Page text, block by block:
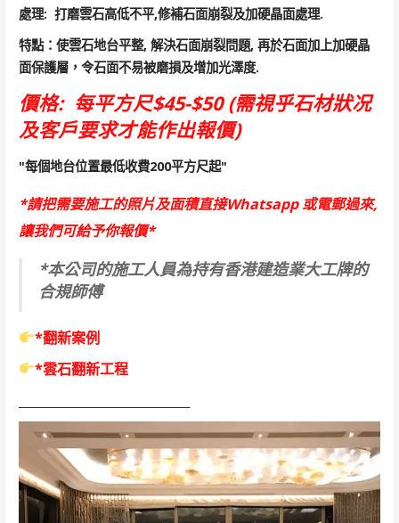
處理: 打磨雲石高低不平,修補石面崩裂及加硬晶面處理.
特點：使雲石地台平整, 解決石面崩裂問題, 再於石面加上加硬晶
面保護層，令石面不易被磨損及增加光澤度.
價格: 每平方尺$45-$50 (需視乎石材狀况
及客戶要求才能作出報價)
"每個地台位置最低收費200平方尺起"
*請把需要施工的照片及面積直接Whatsapp 或電郵過來,
讓我們可給予你報價*
*本公司的施工人員為持有香港建造業大工牌的
合規師傅
*翻新案例
*雲石翻新工程